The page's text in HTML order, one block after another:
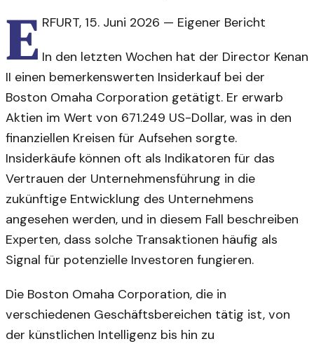
E RFURT, 15. Juni 2026 — Eigener Bericht
In den letzten Wochen hat der Director Kenan
II einen bemerkenswerten Insiderkauf bei der
Boston Omaha Corporation getätigt. Er erwarb
Aktien im Wert von 671.249 US-Dollar, was in den
finanziellen Kreisen für Aufsehen sorgte.
Insiderkäufe können oft als Indikatoren für das
Vertrauen der Unternehmensführung in die
zukünftige Entwicklung des Unternehmens
angesehen werden, und in diesem Fall beschreiben
Experten, dass solche Transaktionen häufig als
Signal für potenzielle Investoren fungieren.
Die Boston Omaha Corporation, die in
verschiedenen Geschäftsbereichen tätig ist, von
der künstlichen Intelligenz bis hin zu